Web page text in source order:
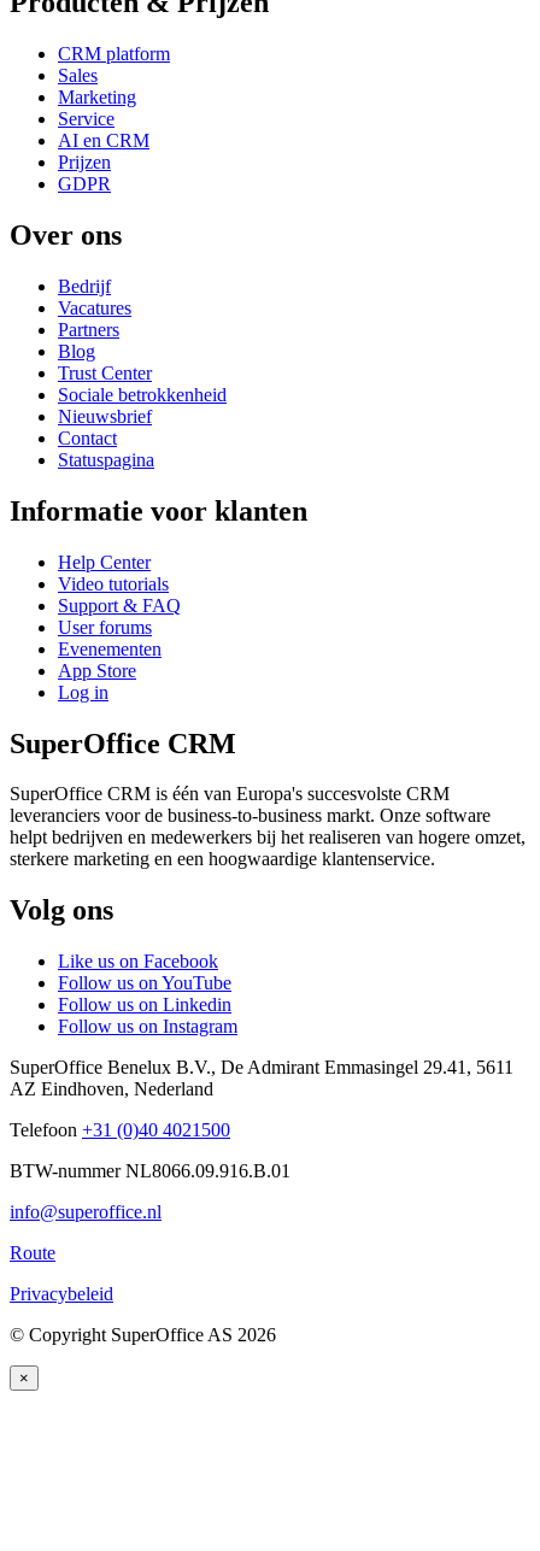
CRM platform
Sales
Marketing
Service
AI en CRM
Prijzen
GDPR
Over ons
Bedrijf
Vacatures
Partners
Blog
Trust Center
Sociale betrokkenheid
Nieuwsbrief
Contact
Statuspagina
Informatie voor klanten
Help Center
Video tutorials
Support & FAQ
User forums
Evenementen
App Store
Log in
SuperOffice CRM
SuperOffice CRM is één van Europa's succesvolste CRM
leveranciers voor de business-to-business markt. Onze software
helpt bedrijven en medewerkers bij het realiseren van hogere omzet,
sterkere marketing en een hoogwaardige klantenservice.
Volg ons
Like us on Facebook
Follow us on YouTube
Follow us on Linkedin
Follow us on Instagram
SuperOffice Benelux B.V., De Admirant Emmasingel 29.41 , 5611
AZ Eindhoven, Nederland
Telefoon +31 (0)40 4021500
BTW-nummer NL8066.09.916.B.01
info@superoffice.nl
Route
Privacybeleid
© Copyright SuperOffice AS 2026
×